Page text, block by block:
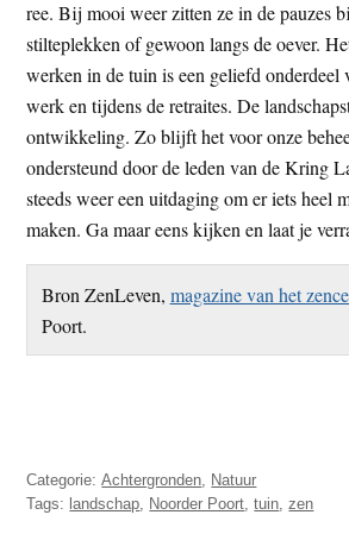
ree. Bij mooi weer zitten ze in de pauzes
stilteplekken of gewoon langs de oever.
werken in de tuin is een geliefd onderdeel
werk en tijdens de retraites. De
ontwikkeling. Zo blijft het voor onze
ondersteund door de leden van de Kring
steeds weer een uitdaging om er iets heel
maken. Ga maar eens kijken en laat je
Bron ZenLeven, magazine van het
Poort.
Categorie:Achtergronden
Natuur
Tags: landschap Noorder Poort ,tuin ,zen